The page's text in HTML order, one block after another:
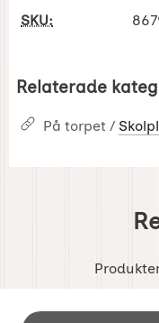
SKU:
Relaterade
På torpet /
Sidfot